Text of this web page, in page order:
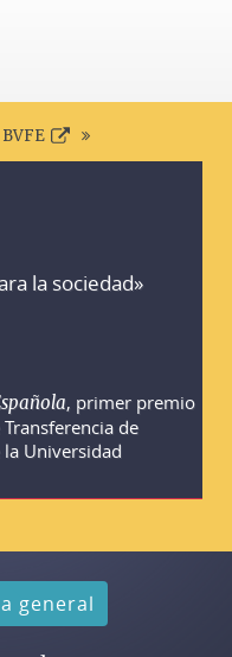
la sociedad»
, primer premio
de
Universidad
general